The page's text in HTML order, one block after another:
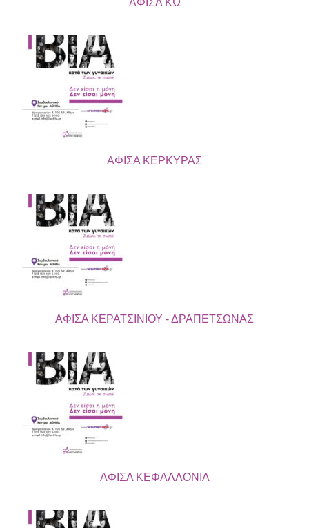
ΑΦΙΣΑ ΚΕΡΚΥΡΑΣ
ΑΦΙΣΑ ΚΕΡΑΤΣΙΝΙΟΥ - ΔΡΑΠΕΤΣΩΝΑΣ
ΑΦΙΣΑ ΚΕΦΑΛΛΟΝΙΑ